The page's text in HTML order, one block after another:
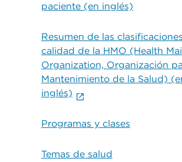
paciente (en inglés)
Resumen de las
calidad de la HMO (Health
Organization, Organización
Mantenimiento de la Salud)
inglés)
Programas y clases
Temas de salud